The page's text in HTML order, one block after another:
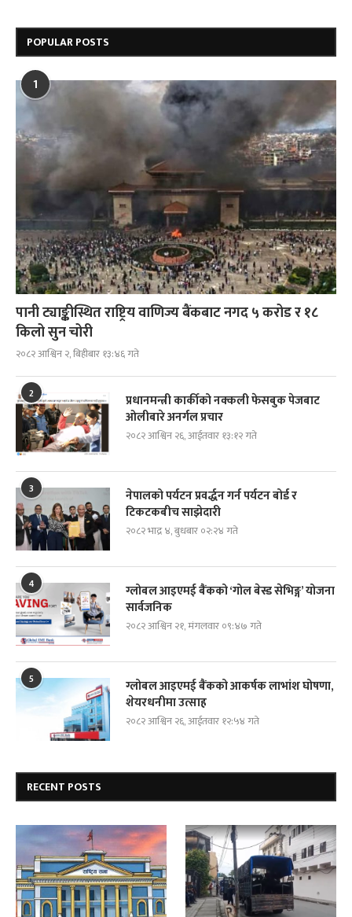
POPULAR POSTS
1
पानी ट्याङ्कीस्थित राष्ट्रिय वाणिज्य बैंकबाट नगद ५ करोड र १८
किलो सुन चोरी
२०८२ आश्विन २, बिहीबार १३:४६ गते
2
प्रधानमन्त्री कार्कीको नक्कली फेसबुक पेजबाट
ओलीबारे अनर्गल प्रचार
२०८२ आश्विन २६, आईतवार १३:१२ गते
3
नेपालको पर्यटन प्रवर्द्धन गर्न पर्यटन बोर्ड र
टिकटकबीच साझेदारी
२०८२ भाद्र ४, बुधबार ०२:२४ गते
4
ग्लोबल आइएमई बैंकको ‘गोल बेस्ड सेभिङ्ग’ योजना
सार्वजनिक
२०८२ आश्विन २१, मंगलवार ०९:४७ गते
5
ग्लोबल आइएमई बैंकको आकर्षक लाभांश घोषणा,
शेयरधनीमा उत्साह
२०८२ आश्विन २६, आईतवार १२:५४ गते
RECENT POSTS